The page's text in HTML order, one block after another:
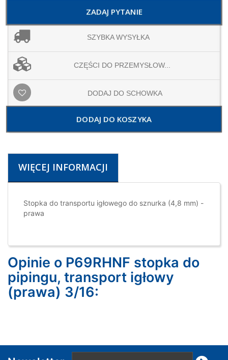
ZADAJ PYTANIE
SZYBKA WYSYŁKA
CZĘŚCI DO PRZEMYSŁOW...
DODAJ DO SCHOWKA
DODAJ DO KOSZYKA
WIĘCEJ INFORMACJI
Stopka do transportu igłowego do sznurka (4,8 mm) -
prawa
Opinie o P69RHNF stopka do
pipingu, transport igłowy
(prawa) 3/16: